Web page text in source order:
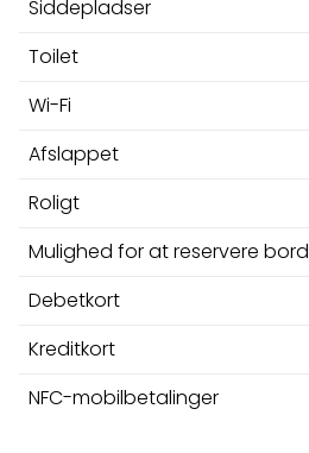
Siddepladser
Toilet
Wi-Fi
Afslappet
Roligt
Mulighed for at reservere bord
Debetkort
Kreditkort
NFC-mobilbetalinger